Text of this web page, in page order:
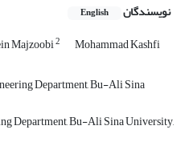
نویسندگان English
Majzoobi2 Mohammad Kashfi
Department, Bu-Ali Sina
Department, Bu-Ali Sina University,